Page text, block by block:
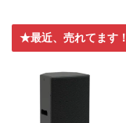
★最近、売れてます！